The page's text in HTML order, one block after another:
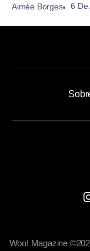
Aimée Borges 6 De
Woo! Magazine